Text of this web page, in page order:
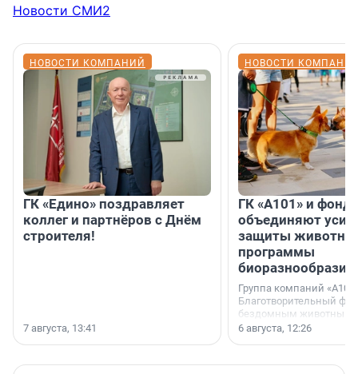
Новости СМИ2
НОВОСТИ КОМПАНИЙ
ГК «Едино» поздравляет
коллег и партнёров с Днём
строителя!
7 августа, 13:41
НОВОСТИ
ГК «А101» и фонд
объединяют
защиты
программы
биоразнообразия
Группа компаний
Благотворительный
бездомным животным
заключили соглашение
6 августа, 12:26